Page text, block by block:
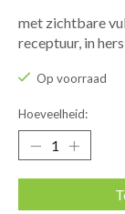
met zichtbare
receptuur, in
Op voorraad
Hoeveelheid: